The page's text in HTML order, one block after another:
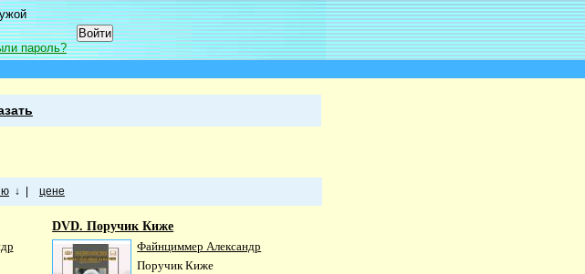
пароль?
↓ цене
DVD. Поручик Киже
Файнциммер Александр
Поручик Киже